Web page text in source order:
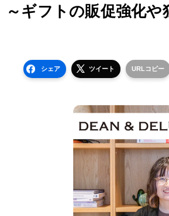
～ギフトの販促強化
シェア ツイート URLコピー